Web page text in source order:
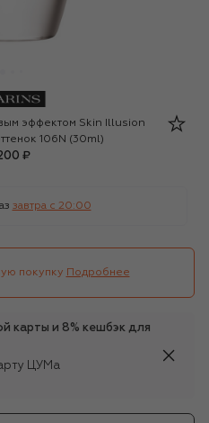
эффектом Skin Illusion
106N (30ml)
₽
завтра c 20:00
покупку Подробнее
карты и 8% кешбэк для
ЦУМа